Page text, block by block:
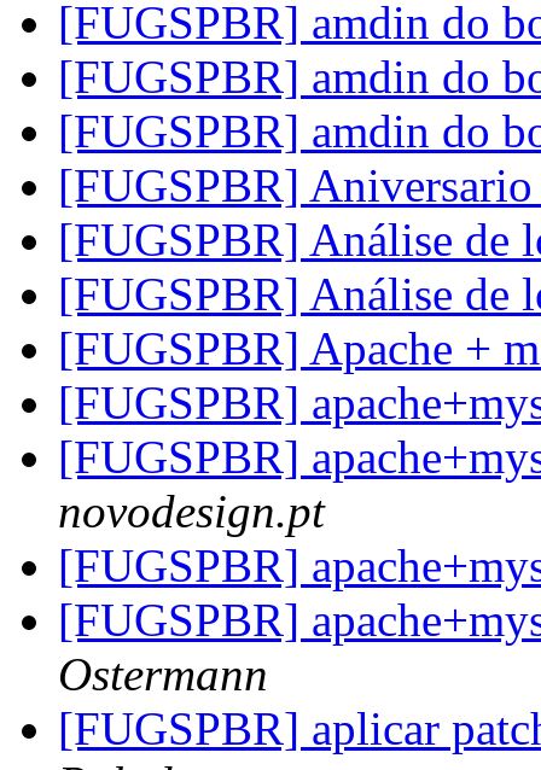
[FUGSPBR] amdin do
[FUGSPBR] amdin do
[FUGSPBR] amdin do
[FUGSPBR]
[FUGSPBR] Análise de
[FUGSPBR] Análise de
[FUGSPBR] Apache +
[FUGSPBR]
[FUGSPBR]
novodesign.pt
[FUGSPBR]
[FUGSPBR]
Ostermann
[FUGSPBR] aplicar